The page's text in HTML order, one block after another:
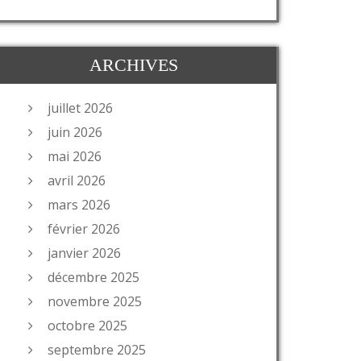
ARCHIVES
juillet 2026
juin 2026
mai 2026
avril 2026
mars 2026
février 2026
janvier 2026
décembre 2025
novembre 2025
octobre 2025
septembre 2025